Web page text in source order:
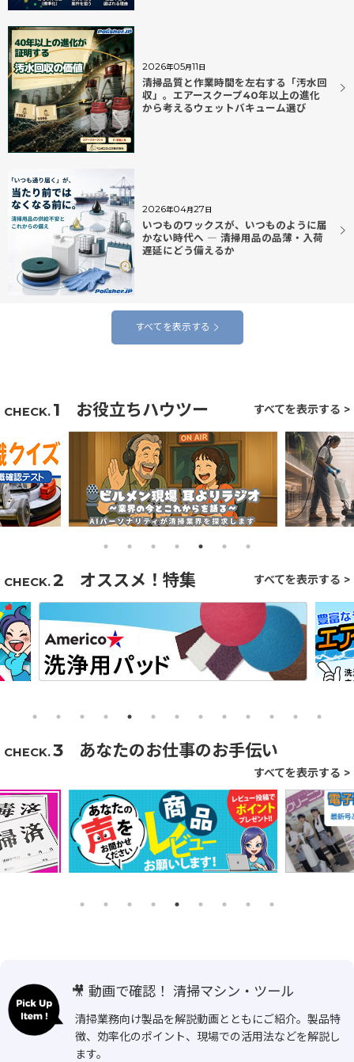
2026年05月11日
清掃品質と作業時間を左右する「汚水回
収」。エアースクープ40年以上の進化
から考えるウェットバキューム選び
2026年04月27日
いつものワックスが、いつものように届
かない時代へ ― 清掃用品の品薄・入荷
遅延にどう備えるか
すべてを表示する
CHECK. 1 お役立ちハウツー すべてを表示する >
CHECK.2 オススメ！ 特集 すべてを表示する >
CHECK.3 あなたのお仕事のお手伝い
すべてを表示する >
🎥 動画で確認！ 清掃マシン・ツール
清掃業務向け製品を解説動画とともにご紹介。製品特
徴、効率化のポイント、現場での活用法などを解説し
ます。